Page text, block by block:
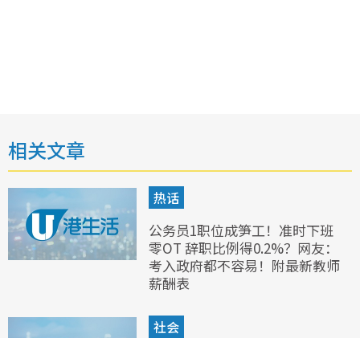
相关文章
热话
公务员1职位成笋工！准时下班
零OT 辞职比例得0.2%？网友：
考入政府都不容易！附最新教师
薪酬表
社会